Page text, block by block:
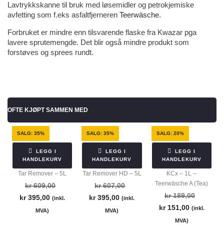
Lavtrykkskanne til bruk med løsemidler og petrokjemiske
avfetting som f.eks asfaltfjerneren Teerwäsche.
Forbruket er mindre enn tilsvarende flaske fra Kwazar pga
lavere sprutemengde. Det blir også mindre produkt som
forstøves og sprees rundt.
OFTE KJØPT SAMMEN MED
SALG: 35%
LEGG I
HANDLEKURV
Tar Remover – 5L
kr609,00
kr395,00 (inkl.
MVA)
SALG: 35%
LEGG I
HANDLEKURV
Tar Remover HD – 5L
kr607,00
kr395,00 (inkl.
MVA)
SALG: 20%
LEGG I
HANDLEKURV
KCx – 1L –
Teerwäsche A (Tea)
kr189,00
kr151,00 (inkl.
MVA)